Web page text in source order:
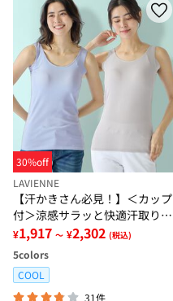
30%off
LAVIENNE
【汗かきさん必見！】＜カップ
付＞涼感サラッと快適汗取りタ
ンクトップインナー＜さらりラ
ボ＞
¥1,917 ～ ¥2,302 (税込)
5colors
COOL
31件